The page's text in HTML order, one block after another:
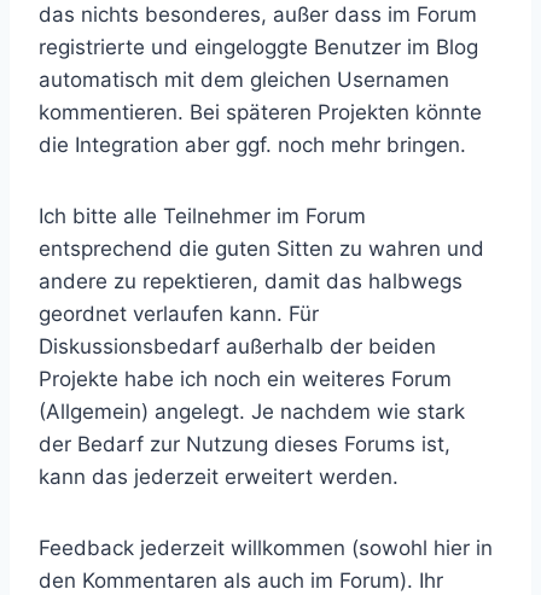
das nichts besonderes, außer dass im Forum
registrierte und eingeloggte Benutzer im Blog
automatisch mit dem gleichen Usernamen
kommentieren. Bei späteren Projekten könnte
die Integration aber ggf. noch mehr bringen.
Ich bitte alle Teilnehmer im Forum
entsprechend die guten Sitten zu wahren und
andere zu repektieren, damit das halbwegs
geordnet verlaufen kann. Für
Diskussionsbedarf außerhalb der beiden
Projekte habe ich noch ein weiteres Forum
(Allgemein) angelegt. Je nachdem wie stark
der Bedarf zur Nutzung dieses Forums ist,
kann das jederzeit erweitert werden.
Feedback jederzeit willkommen (sowohl hier in
den Kommentaren als auch im Forum). Ihr